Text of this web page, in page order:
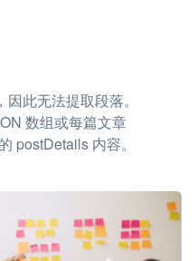
此无法提取段落。
数组或每篇文章
postDetails 内容。